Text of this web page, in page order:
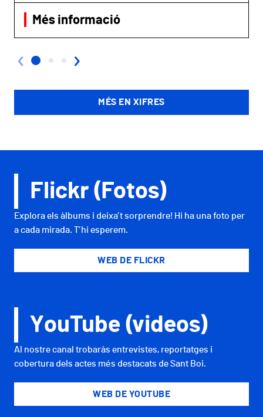
Més informació
‹ ›
MÉS EN XIFRES
Flickr (Fotos)
Explora els àlbums i deixa’t sorprendre! Hi ha una foto per
a cada mirada. T’hi esperem.
WEB DE FLICKR
YouTube (videos)
Al nostre canal trobaràs entrevistes, reportatges i
cobertura dels actes més destacats de Sant Boi.
WEB DE YOUTUBE